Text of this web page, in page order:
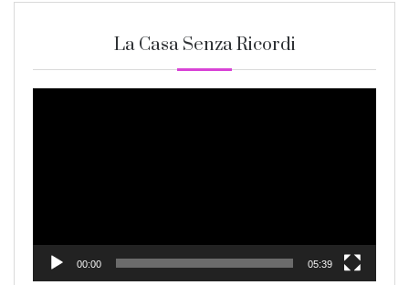
La Casa Senza Ricordi
00:00 05:39